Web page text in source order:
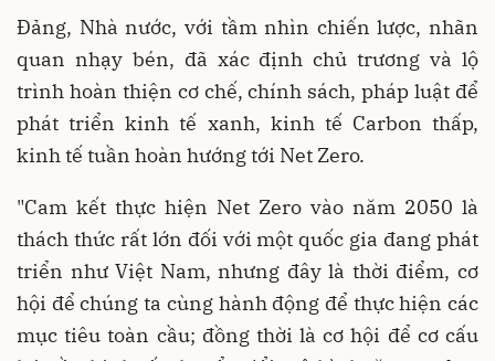
Đảng, Nhà nước, với tầm nhìn chiến lược, nhãn
quan nhạy bén, đã xác định chủ trương và lộ
trình hoàn thiện cơ chế, chính sách, pháp luật để
phát triển kinh tế xanh, kinh tế Carbon thấp,
kinh tế tuần hoàn hướng tới Net Zero.
"Cam kết thực hiện Net Zero vào năm 2050 là
thách thức rất lớn đối với một quốc gia đang phát
triển như Việt Nam, nhưng đây là thời điểm, cơ
hội để chúng ta cùng hành động để thực hiện các
mục tiêu toàn cầu; đồng thời là cơ hội để cơ cấu